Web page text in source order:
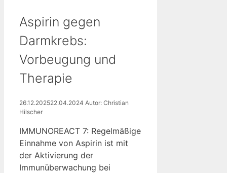
Aspirin gegen
Darmkrebs:
Vorbeugung und
Therapie
26.12.202522.04.2024 Autor: Christian
Hilscher
IMMUNOREACT 7: Regelmäßige
Einnahme von Aspirin ist mit
der Aktivierung der
Immunüberwachung bei